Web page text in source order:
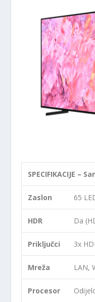
SPECIFIKACIJE –
Zaslon 65
HDR Da
Priključci 3x
Mreža LAN,
Procesor